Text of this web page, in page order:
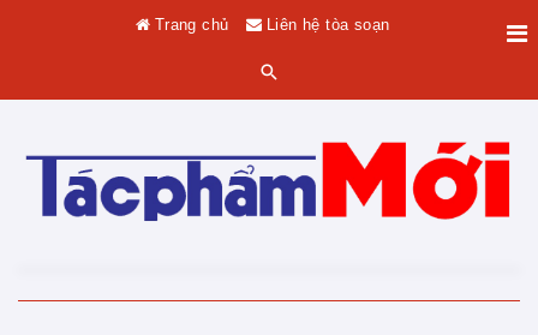
Trang chủ Liên hệ tòa soạn